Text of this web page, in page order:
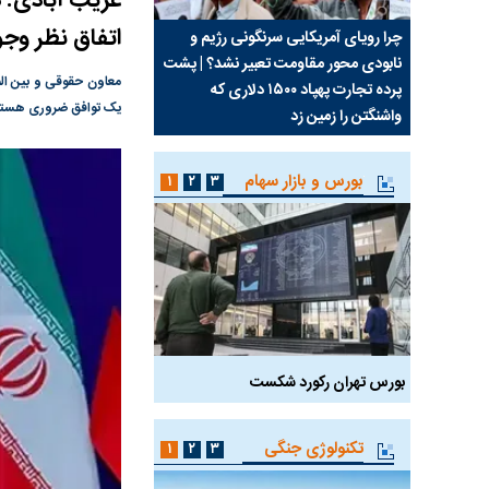
اتفاق نظر
معاون حقوقی و بین
یک توافق ضروری
چرا رویای آمریکایی سرنگونی رژیم و
نابودی محور مقاومت تعبیر نشد؟ | پشت
پرده تجارت پهپاد‌ ۱۵۰۰ دلاری که
واشنگتن را زمین زد
مطالعه رفتار
بورس و بازار سهام
بورس تهران رکورد شکست سیگنال مثبت
۱ ۲ ۳
تکنولوژی جنگی ۱ ۲ ۳